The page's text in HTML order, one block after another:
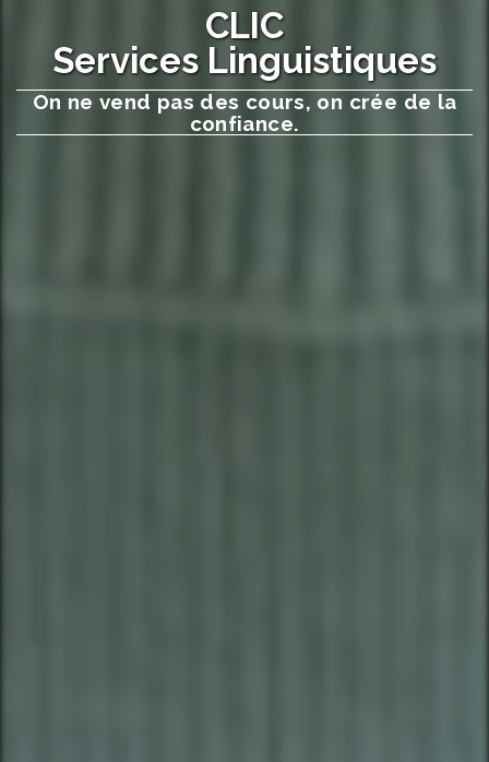
CLIC
Services Linguistiques
On ne vend pas des cours, on crée de la
confiance.